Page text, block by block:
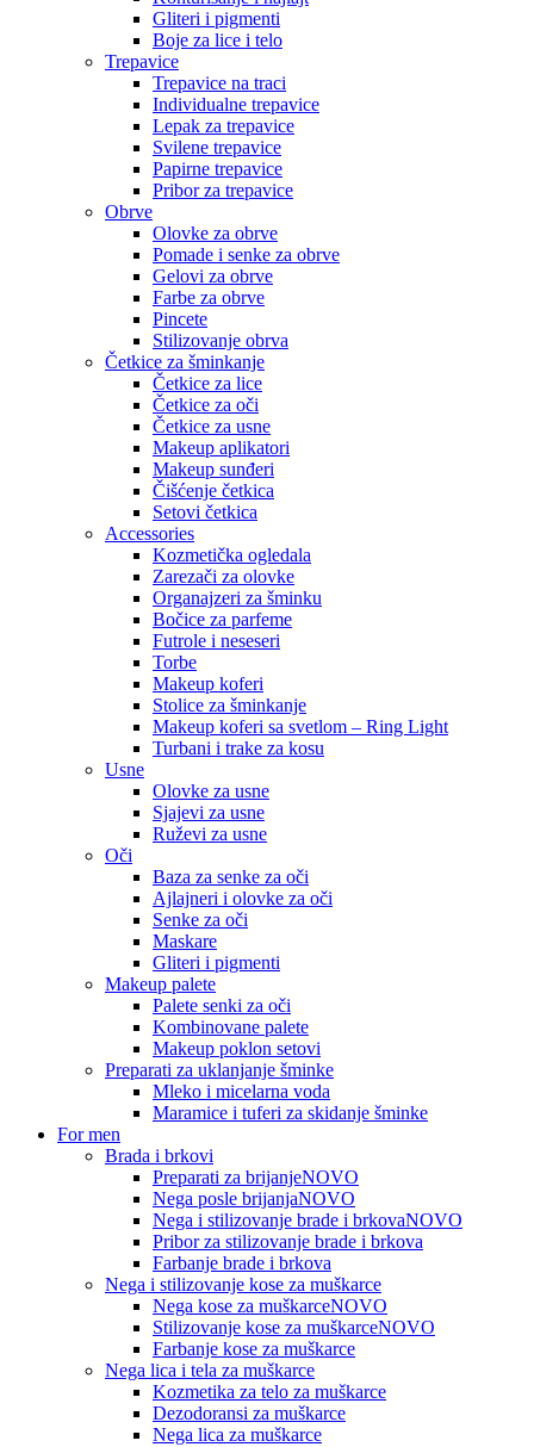
Gliteri i pigmenti
Boje za lice i telo
Trepavice
Trepavice na traci
Individualne trepavice
Lepak za trepavice
Svilene trepavice
Papirne trepavice
Pribor za trepavice
Obrve
Olovke za obrve
Pomade i senke za obrve
Gelovi za obrve
Farbe za obrve
Pincete
Stilizovanje obrva
Četkice za šminkanje
Četkice za lice
Četkice za oči
Četkice za usne
Makeup aplikatori
Makeup sunđeri
Čišćenje četkica
Setovi četkica
Accessories
Kozmetička ogledala
Zarezači za olovke
Organajzeri za šminku
Bočice za parfeme
Futrole i neseseri
Torbe
Makeup koferi
Stolice za šminkanje
Makeup koferi sa svetlom – Ring Light
Turbani i trake za kosu
Usne
Olovke za usne
Sjajevi za usne
Ruževi za usne
Oči
Baza za senke za oči
Ajlajneri i olovke za oči
Senke za oči
Maskare
Gliteri i pigmenti
Makeup palete
Palete senki za oči
Kombinovane palete
Makeup poklon setovi
Preparati za uklanjanje šminke
Mleko i micelarna voda
Maramice i tuferi za skidanje šminke
For men
Brada i brkovi
Preparati za brijanjeNOVO
Nega posle brijanjaNOVO
Nega i stilizovanje brade i brkovaNOVO
Pribor za stilizovanje brade i brkova
Farbanje brade i brkova
Nega i stilizovanje kose za muškarce
Nega kose za muškarceNOVO
Stilizovanje kose za muškarceNOVO
Farbanje kose za muškarce
Nega lica i tela za muškarce
Kozmetika za telo za muškarce
Dezodoransi za muškarce
Nega lica za muškarce